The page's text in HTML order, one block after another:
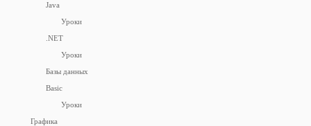
Java
Уроки
.NET
Уроки
Базы данных
Basic
Уроки
Графика